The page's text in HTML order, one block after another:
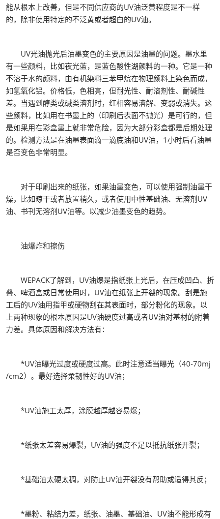
能从根本上改善，但是不同供应商的UV油泛黄程度是不一样
的，除非使用特定的不泛黄或者超白的UV油。
UV光油抛光后油墨变色的主要原因是油墨的问题。墨水里
有一些颜料，比如夜光蓝，是蓝色酸性湖颜料的一种。它是一种
不溶于水的颜料，由有机染料三苯甲烷在物理颜料上染色而成，
如氢氧化铝。价格低，色相亮，但耐光性、耐溶剂性、耐碱性
差。当遇到醇类或碱类溶剂时，红相容易溶解、变弱或消失。这
些颜料，比如用在书墨上的（印刷后表面不抛光）是可行的，但
是如果用在彩盒墨上就非常危险，因为大部分彩盒都是后期处理
的。检测方法是在油墨表面滴一滴底油和UV油，1小时后看油墨
是否变色非常明显。
对于印刷出来的纸张，如果油墨变色，可以使用强制油墨干
燥，比如晾干或者放置稍久，或者使用中性基础油、无溶剂UV
油、书刊无溶剂UV油等。以减少油墨变色的趋势。
油爆炸和擦伤
WEPACK了解到，UV油爆是指纸张上光后，在压成凹凸、折
叠、啤酒盒或日常使用时，UV油在纸张上开裂的现象。刮是施
工后的UV油用指甲或硬物刮在其表面时，部分粉化的现象。以
上两种现象的根本原因是UV油硬度过高或者UV油对基材的附着
力差。具体原因和解决方法有：
*UV油曝光过度或硬度过高。此时注意适当曝光（40-70mj
/cm2）。最好选择柔韧性好的UV油；
*UV油施工太厚，涂膜越厚越容易爆；
*纸张太差容易爆裂，UV油的强度不足以抵抗纸张开裂；
*基础油太硬太稠，对防止UV油开裂没有帮助或适得其反；
*墨粉、粘结力差，纸张、油墨、基础油、UV油不能形成有